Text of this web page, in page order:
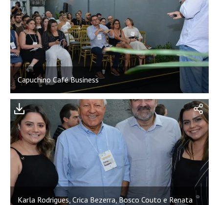
;
Capuchino Café Business
Karla Rodrigues, Crica Bezerra, Bosco Couto e Renata